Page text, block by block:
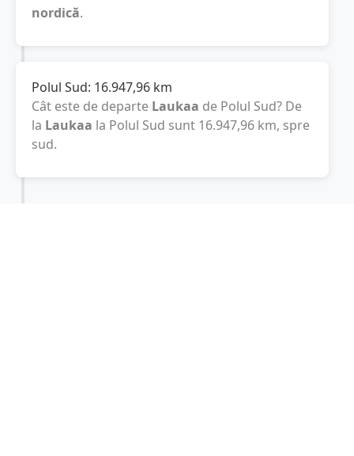
nordică.
Polul Sud: 16.947,96 km
Cât este de departe Laukaa de Polul Sud? De
la Laukaa la Polul Sud sunt 16.947,96 km, spre
sud.